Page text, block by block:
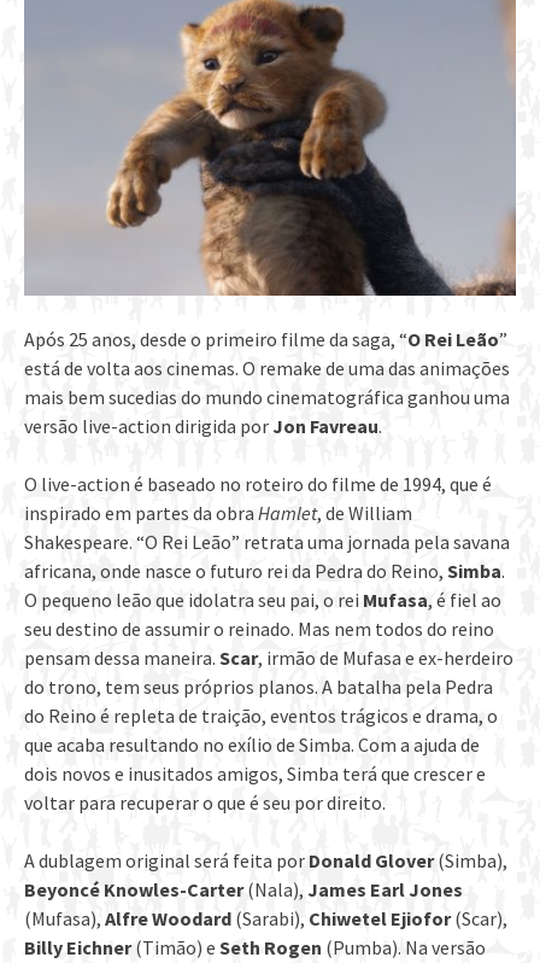
Após 25 anos, desde o primeiro filme da saga, “O Rei Leão”
está de volta aos cinemas. O remake de uma das animações
mais bem sucedias do mundo cinematográfica ganhou uma
versão live-action dirigida por Jon Favreau.
O live-action é baseado no roteiro do filme de 1994, que é
inspirado em partes da obraHamlet, de William
Shakespeare. “O Rei Leão” retrata uma jornada pela savana
africana, onde nasce o futuro rei da Pedra do Reino, Simba.
O pequeno leão que idolatra seu pai, o rei Mufasa, é fiel ao
seu destino de assumir o reinado. Mas nem todos do reino
pensam dessa maneira. Scar, irmão de Mufasa e ex-herdeiro
do trono, tem seus próprios planos. A batalha pela Pedra
do Reino é repleta de traição, eventos trágicos e drama, o
que acaba resultando no exílio de Simba. Com a ajuda de
dois novos e inusitados amigos, Simba terá que crescer e
voltar para recuperar o que é seu por direito.
A dublagem original será feita por Donald Glover(Simba),
Beyoncé Knowles-Carter(Nala), James Earl Jones
(Mufasa), Alfre Woodard (Sarabi), Chiwetel Ejiofor(Scar),
Billy Eichner(Timão) e Seth Rogen (Pumba). Na versão